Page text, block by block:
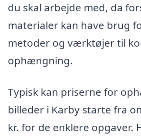
du skal arbejde med, da
materialer kan have brug
metoder og værktøjer til
ophængning.
Typisk kan priserne for
billeder i Karby starte fra
kr. for de enklere opgaver.